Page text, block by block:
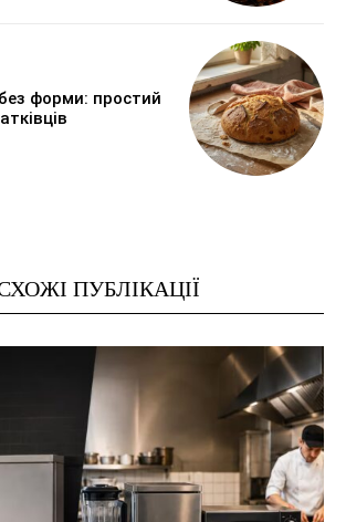
форми: простий
ПУБЛІКАЦІЇ